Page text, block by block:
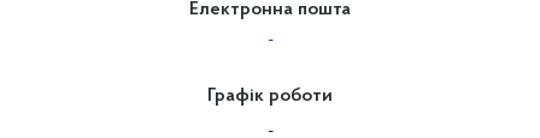
Електронна пошта
-
Графік роботи
-